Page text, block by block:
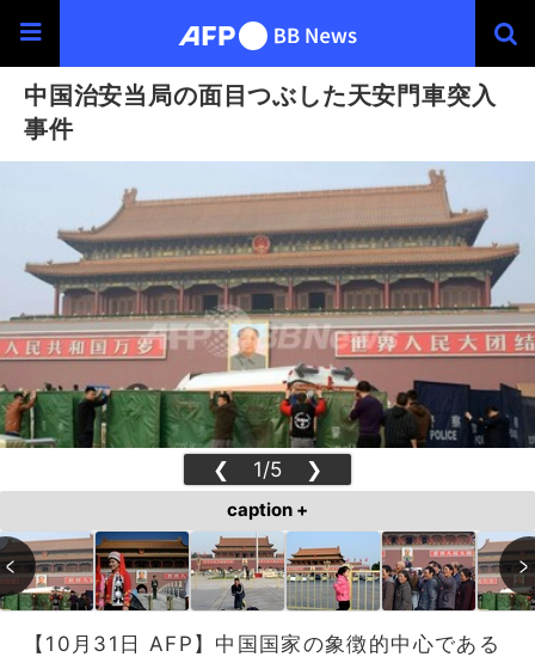
中国治安当局の面目つぶした天安門車突入
事件
❮ 1/5 ❯
caption +
【10月31日 AFP】中国国家の象徴的中心である